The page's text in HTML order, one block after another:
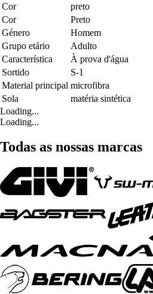
Cor
preto
Cor
Preto
Género
Homem
Grupo etário
Adulto
Característica
À prova d'água
Sortido
S-1
Material principal microfibra
Sola
matéria sintética
Loading...
Loading...
Todas as nossas marcas